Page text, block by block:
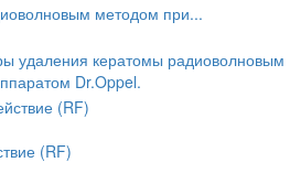
методом при...
удаления кератомы радиоволновым
Dr.Oppel.
(RF)